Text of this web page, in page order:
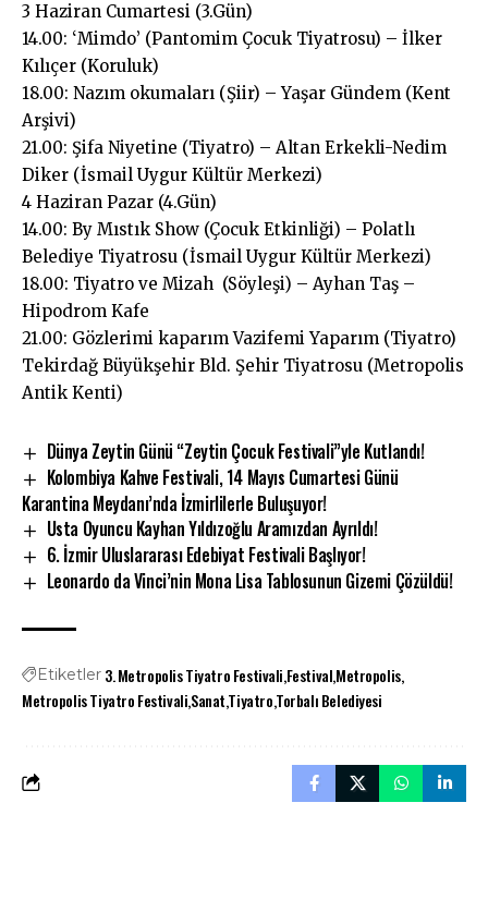
3 Haziran Cumartesi (3.Gün)
14.00: ‘Mimdo’ (Pantomim Çocuk Tiyatrosu) – İlker
Kılıçer (Koruluk)
18.00: Nazım okumaları (Şiir) – Yaşar Gündem (Kent
Arşivi)
21.00: Şifa Niyetine (Tiyatro) – Altan Erkekli-Nedim
Diker (İsmail Uygur Kültür Merkezi)
4 Haziran Pazar (4.Gün)
14.00: By Mıstık Show (Çocuk Etkinliği) – Polatlı
Belediye Tiyatrosu (İsmail Uygur Kültür Merkezi)
18.00: Tiyatro ve Mizah (Söyleşi) – Ayhan Taş –
Hipodrom Kafe
21.00: Gözlerimi kaparım Vazifemi Yaparım (Tiyatro)
Tekirdağ Büyükşehir Bld. Şehir Tiyatrosu (Metropolis
Antik Kenti)
Dünya Zeytin Günü “Zeytin Çocuk Festivali”yle Kutlandı!
Kolombiya Kahve Festivali, 14 Mayıs Cumartesi Günü
Karantina Meydanı’nda İzmirlilerle Buluşuyor!
Usta Oyuncu Kayhan Yıldızoğlu Aramızdan Ayrıldı!
6. İzmir Uluslararası Edebiyat Festivali Başlıyor!
Leonardo da Vinci’nin Mona Lisa Tablosunun Gizemi Çözüldü!
Etiketler 3. Metropolis Tiyatro FestivaliFestivalMetropolis
Metropolis Tiyatro FestivaliSanatTiyatroTorbalı Belediyesi